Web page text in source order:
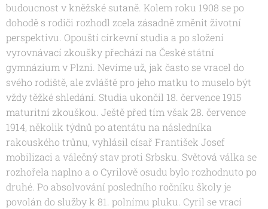
budoucnost v kněžské sutaně. Kolem roku 1908 se po
dohodě s rodiči rozhodl zcela zásadně změnit životní
perspektivu. Opouští církevní studia a po složení
vyrovnávací zkoušky přechází na České státní
gymnázium v Plzni. Nevíme už, jak často se vracel do
svého rodiště, ale zvláště pro jeho matku to muselo být
vždy těžké shledání. Studia ukončil 18. července 1915
maturitní zkouškou. Ještě před tím však 28. července
1914, několik týdnů po atentátu na následníka
rakouského trůnu, vyhlásil císař František Josef
mobilizaci a válečný stav proti Srbsku. Světová válka se
rozhořela naplno a o Cyrilově osudu bylo rozhodnuto po
druhé. Po absolvování posledního ročníku školy je
povolán do služby k 81. polnímu pluku. Cyril se vrací